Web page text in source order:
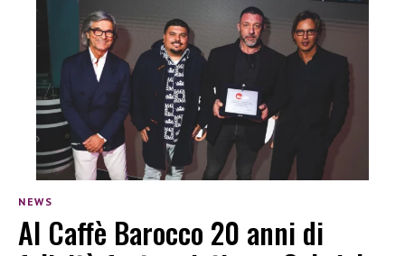
NEWS
Al Caffè Barocco 20 anni di